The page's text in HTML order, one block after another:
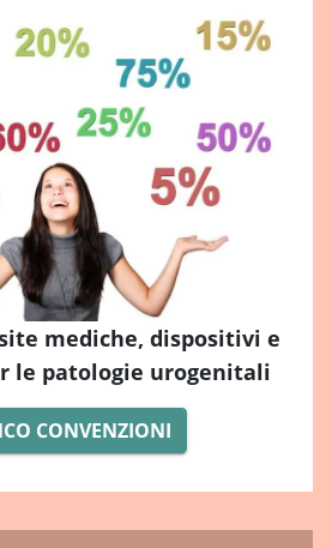
mediche, dispositivi e
le patologie urogenitali
CONVENZIONI